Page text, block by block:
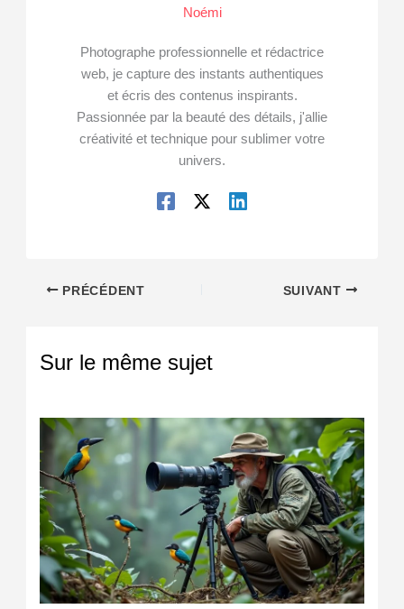
Noémi
Photographe professionnelle et rédactrice
web, je capture des instants authentiques
et écris des contenus inspirants.
Passionnée par la beauté des détails, j'allie
créativité et technique pour sublimer votre
univers.
PRÉCÉDENT SUIVANT
Sur le même sujet